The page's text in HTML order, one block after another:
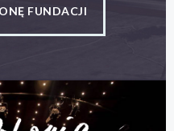
FUNDACJI